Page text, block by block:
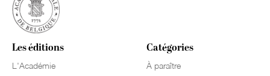
Les éditions
L'Académie
Catégories
À paraître